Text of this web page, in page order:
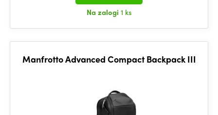
Na zalogi 1 ks
Manfrotto Advanced Compact Backpack III